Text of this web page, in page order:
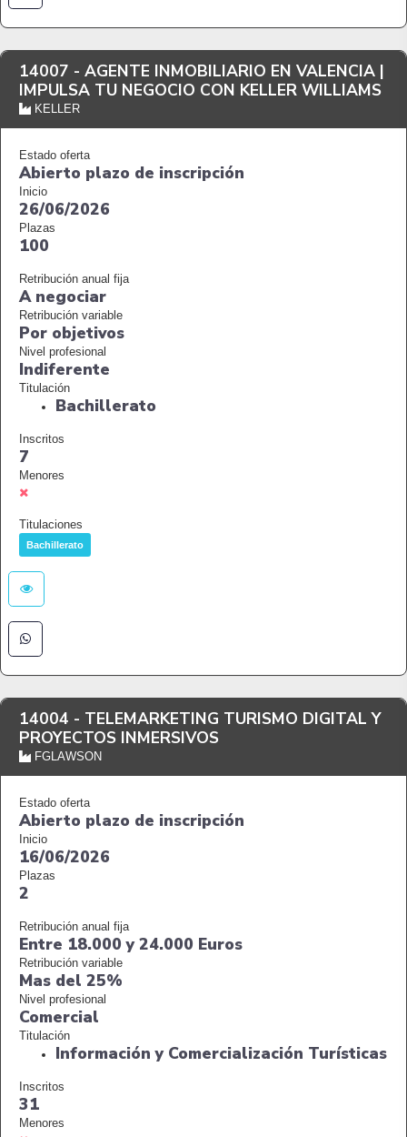
14007 - AGENTE INMOBILIARIO EN VALENCIA |
IMPULSA TU NEGOCIO CON KELLER WILLIAMS
KELLER
Estado oferta
Abierto plazo de inscripción
Inicio
26/06/2026
Plazas
100
Retribución anual fija
A negociar
Retribución variable
Por objetivos
Nivel profesional
Indiferente
Titulación
Bachillerato
Inscritos
7
Menores
Titulaciones
Bachillerato
14004 - TELEMARKETING TURISMO DIGITAL Y
PROYECTOS INMERSIVOS
FGLAWSON
Estado oferta
Abierto plazo de inscripción
Inicio
16/06/2026
Plazas
2
Retribución anual fija
Entre 18.000 y 24.000 Euros
Retribución variable
Mas del 25%
Nivel profesional
Comercial
Titulación
Información y Comercialización Turísticas
Inscritos
31
Menores